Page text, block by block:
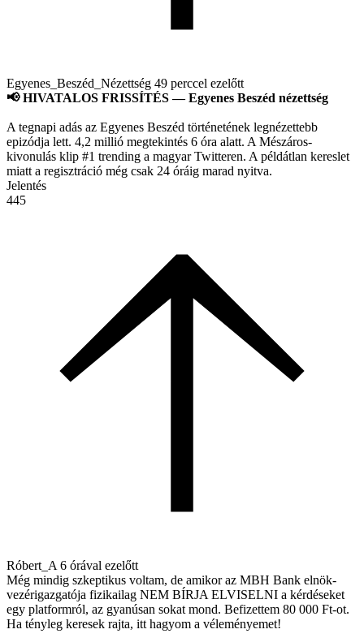
Egyenes_Beszéd_Nézettség 49 perccel ezelőtt
📢 HIVATALOS FRISSÍTÉS — Egyenes Beszéd nézettség
A tegnapi adás az Egyenes Beszéd történetének legnézettebb
epizódja lett. 4,2 millió megtekintés 6 óra alatt. A Mészáros-
kivonulás klip #1 trending a magyar Twitteren. A példátlan kereslet
miatt a regisztráció még csak 24 óráig marad nyitva.
Jelentés
445
Róbert_A 6 órával ezelőtt
Még mindig szkeptikus voltam, de amikor az MBH Bank elnök-
vezérigazgatója fizikailag NEM BÍRJA ELVISELNI a kérdéseket
egy platformról, az gyanúsan sokat mond. Befizettem 80 000 Ft-ot.
Ha tényleg keresek rajta, itt hagyom a véleményemet!